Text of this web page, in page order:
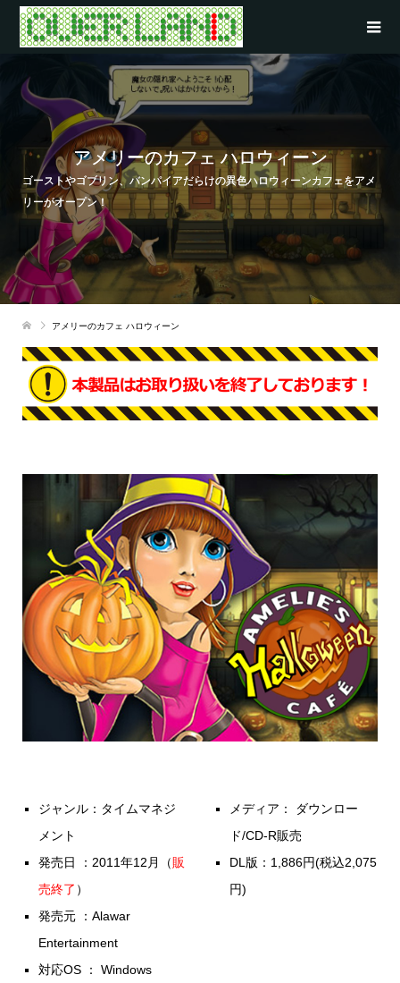
アメリーのカフェ ハロウィーン
ゴーストやゴブリン、バンパイアだらけの異色ハロウィーンカフェをアメ
リーがオープン！
アメリーのカフェ ハロウィーン
ジャンル：タイムマネジ
メント
発売日 ：2011年12月（販
売終了 ）
発売元 ：Alawar
Entertainment
対応OS ： Windows
メディア： ダウンロー
ド/CD-R販売
DL版：1,886円(税込2,075
円)